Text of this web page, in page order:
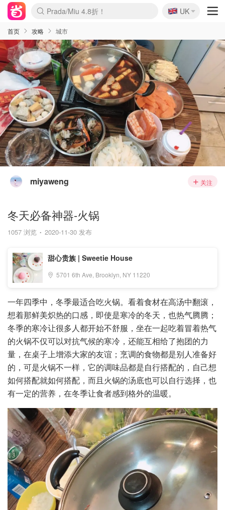
麦卢卡蜂蜜夏促！个位数！
Prada/Miu 4.8折！
啥？必胜客披萨5折！
🇬🇧
UK
首页 攻略 城市
miyaweng 关注
冬天必备神器-火锅
1057 浏览 2020-11-30 发布
甜心贵族 | Sweetie House
5701 6th Ave, Brooklyn, NY 11220
一年四季中，冬季最适合吃火锅。看着食材在高汤中翻滚，
想着那鲜美炽热的口感，即使是寒冷的冬天，也热气腾腾；
冬季的寒冷让很多人都开始不舒服，坐在一起吃着冒着热气
的火锅不仅可以对抗气候的寒冷，还能互相给了抱团的力
量，在桌子上增添大家的友谊；烹调的食物都是别人准备好
的，可是火锅不一样，它的调味品都是自行搭配的，自己想
如何搭配就如何搭配，而且火锅的汤底也可以自行选择，也
有一定的营养，在冬季让食者感到格外的温暖。